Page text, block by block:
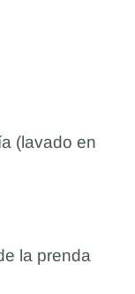
(lavado en
la prenda